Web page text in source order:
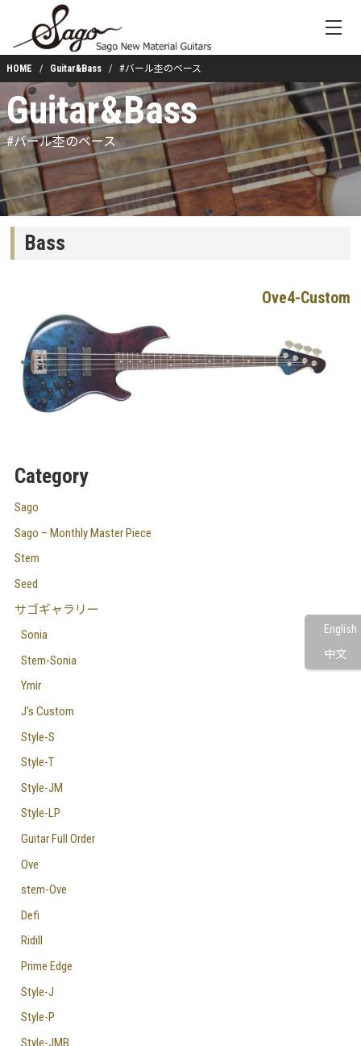
English
中文
HOME Guitar&Bass #バール杢のベース
Guitar&Bass
#バール杢のベース
Bass
Ove4-Custom
Category
Sago
Sago – Monthly Master Piece
Stem
Seed
サゴギャラリー
Sonia
Stem-Sonia
Ymir
J's Custom
Style-S
Style-T
Style-JM
Style-LP
Guitar Full Order
Ove
stem-Ove
Defi
Ridill
Prime Edge
Style-J
Style-P
Style-JMB